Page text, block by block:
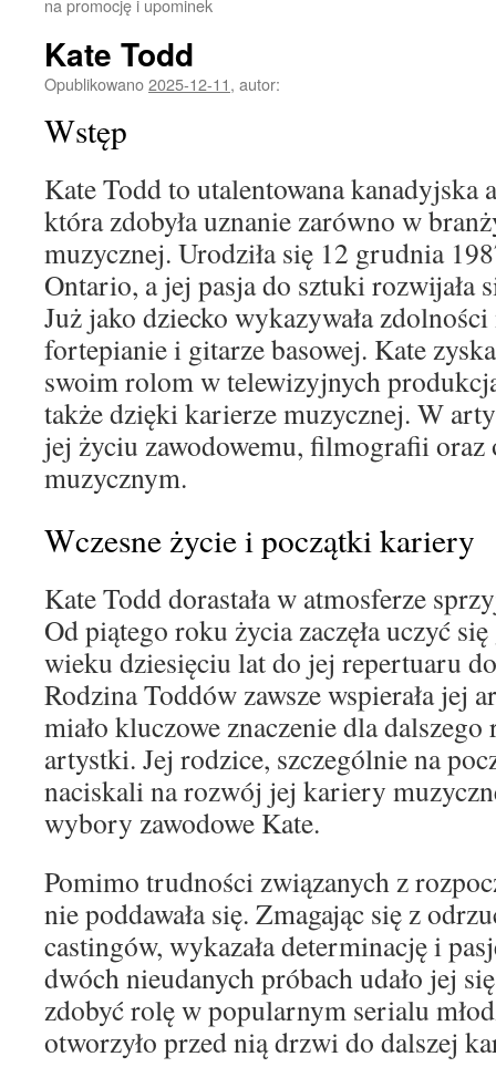
na promocję i upominek
Kate Todd
Opublikowano2025-12-11, autor:
Wstęp
Kate Todd to utalentowana kanadyjska
która zdobyła uznanie zarówno w
muzycznej. Urodziła się 12 grudnia
Ontario, a jej pasja do sztuki rozwijała
Już jako dziecko wykazywała
fortepianie i gitarze basowej. Kate
swoim rolom w telewizyjnych
także dzięki karierze muzycznej. W
jej życiu zawodowemu, filmografii oraz
muzycznym.
Wczesne życie i początki kariery
Kate Todd dorastała w atmosferze
Od piątego roku życia zaczęła uczyć
wieku dziesięciu lat do jej repertuaru
Rodzina Toddów zawsze wspierała jej
miało kluczowe znaczenie dla
artystki. Jej rodzice, szczególnie na
naciskali na rozwój jej kariery
wybory zawodowe Kate.
Pomimo trudności związanych z
nie poddawała się. Zmagając się z
castingów, wykazała determinację i
dwóch nieudanych próbach udało jej
zdobyć rolę w popularnym serialu
otworzyło przed nią drzwi do dalszej